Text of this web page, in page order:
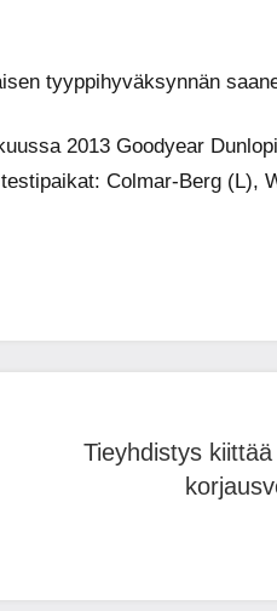
tyyppihyväksynnän
2013 Goodyear
Colmar-Berg (L),
Tieyhdistys